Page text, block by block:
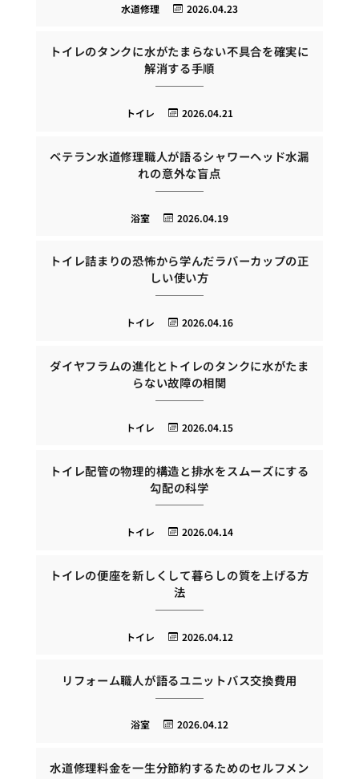
2026.04.23
水道修理
トイレのタンクに水がたまらない不具合を確実に
解消する手順
2026.04.21
トイレ
ベテラン水道修理職人が語るシャワーヘッド水漏
れの意外な盲点
2026.04.19
浴室
トイレ詰まりの恐怖から学んだラバーカップの正
しい使い方
2026.04.16
トイレ
ダイヤフラムの進化とトイレのタンクに水がたま
らない故障の相関
2026.04.15
トイレ
トイレ配管の物理的構造と排水をスムーズにする
勾配の科学
2026.04.14
トイレ
トイレの便座を新しくして暮らしの質を上げる方
法
2026.04.12
トイレ
リフォーム職人が語るユニットバス交換費用
2026.04.12
浴室
水道修理料金を一生分節約するためのセルフメン